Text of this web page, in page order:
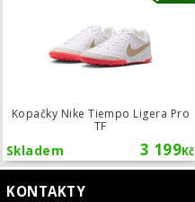
Kopačky Nike Tiempo Ligera Pro
TF
3 199Kč
Skladem
KONTAKTY